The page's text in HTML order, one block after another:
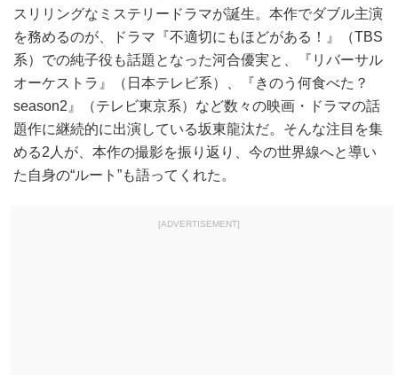
スリリングなミステリードラマが誕生。本作でダブル主演
を務めるのが、ドラマ『不適切にもほどがある！』（TBS
系）での純子役も話題となった河合優実と、『リバーサル
オーケストラ』（日本テレビ系）、『きのう何食べた？
season2』（テレビ東京系）など数々の映画・ドラマの話
題作に継続的に出演している坂東龍汰だ。そんな注目を集
める2人が、本作の撮影を振り返り、今の世界線へと導い
た自身の“ルート”も語ってくれた。
[ADVERTISEMENT]